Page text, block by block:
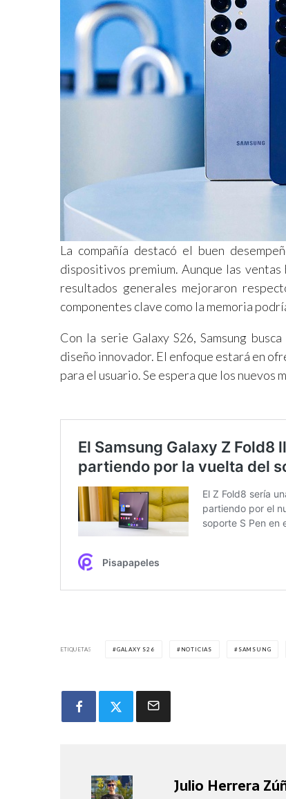
La compañía destacó el buen
dispositivos premium. Aunque las
resultados generales mejoraron
componentes clave como la memoria
Con la serie Galaxy S26, Samsung
diseño innovador. El enfoque estará en
para el usuario. Se espera que los
ETIQUETAS GALAXY S26 NOTICIAS SAMSUNG
Julio Herrera